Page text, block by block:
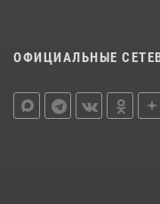
ОФИЦИАЛЬНЫЕ